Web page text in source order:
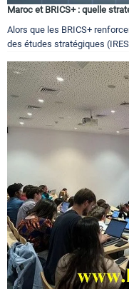
Maroc et BRICS+ : quelle
Alors que les BRICS+
des études stratégiques